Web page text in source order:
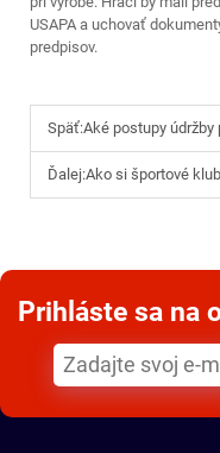
USAPA a uchovať
predpisov.
Späť:Aké postupy
Ďalej:Ako si športové kluby môžu
Prihláste sa na